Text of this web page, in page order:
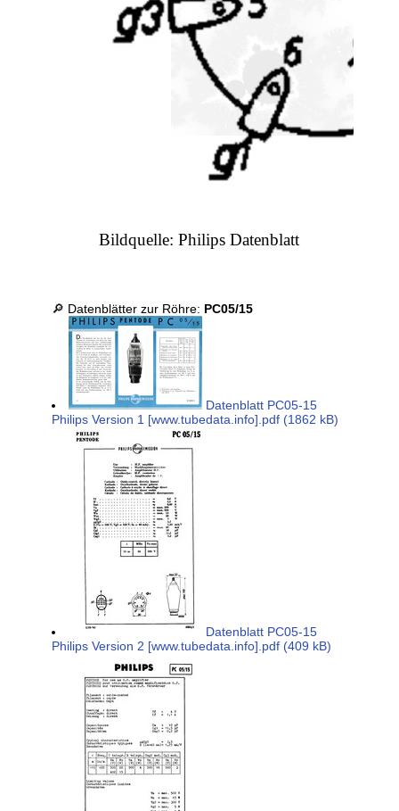
Bildquelle: Philips Datenblatt
🔎 Datenblätter zur Röhre: PC05/15
Datenblatt PC05-15
Philips Version 1 [www.tubedata.info].pdf (1862 kB)
Datenblatt PC05-15
Philips Version 2 [www.tubedata.info].pdf (409 kB)